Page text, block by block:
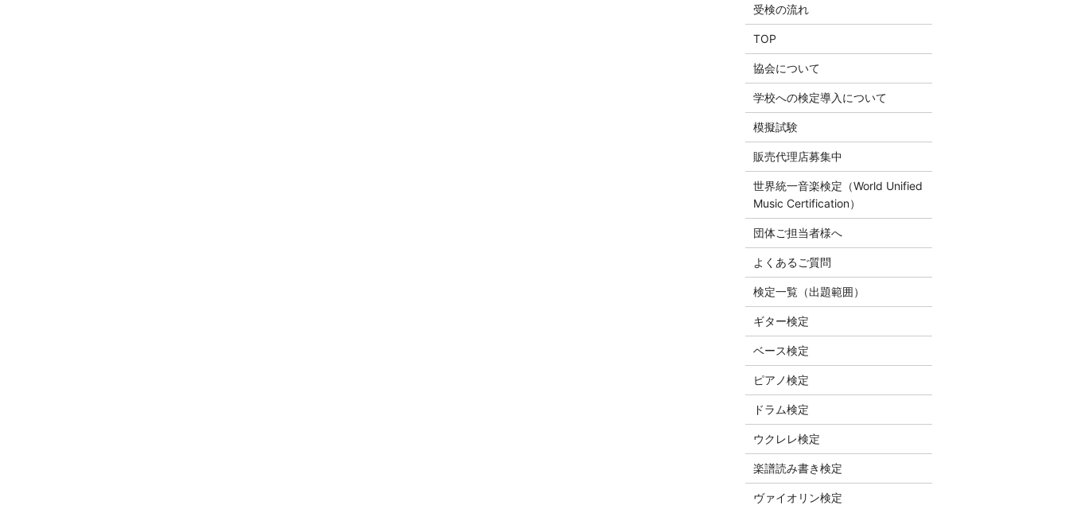
受検の流れ
TOP
協会について
学校への検定導入について
模擬試験
販売代理店募集中
世界統一音楽検定（World Unified
Music Certification）
団体ご担当者様へ
よくあるご質問
検定一覧（出題範囲）
ギター検定
ベース検定
ピアノ検定
ドラム検定
ウクレレ検定
楽譜読み書き検定
ヴァイオリン検定